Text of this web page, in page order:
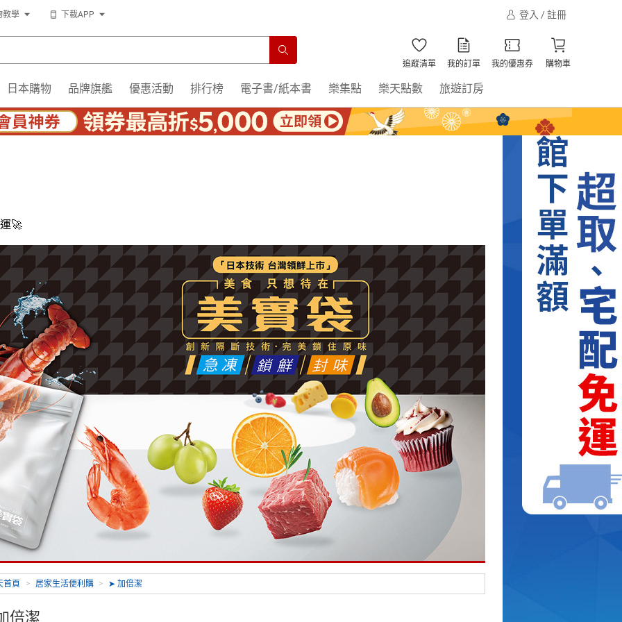
教學 下載APP 登入 / 註冊
追蹤清單 我的訂單 我的優惠券 購物車
日本購物 品牌旗艦 優惠活動 排行榜 電子書/紙本書 樂集點 樂天點數 旅遊訂房
🚀
首頁 > 居家生活便利購 > ➤ 加倍潔
倍潔